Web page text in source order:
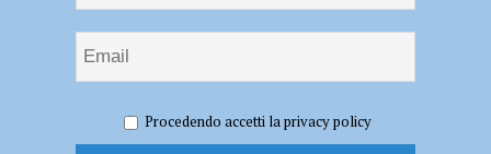
Regione finanzia due progetti piacentini ideati da Borgonovo e
Calendasco
Procedendo accetti la privacy policy